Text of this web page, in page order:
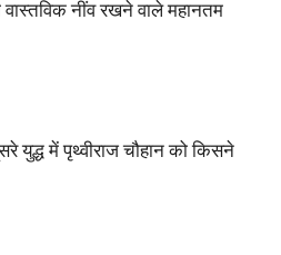
वास्तविक नींव रखने वाले महानतम
युद्ध में पृथ्वीराज चौहान को किसने